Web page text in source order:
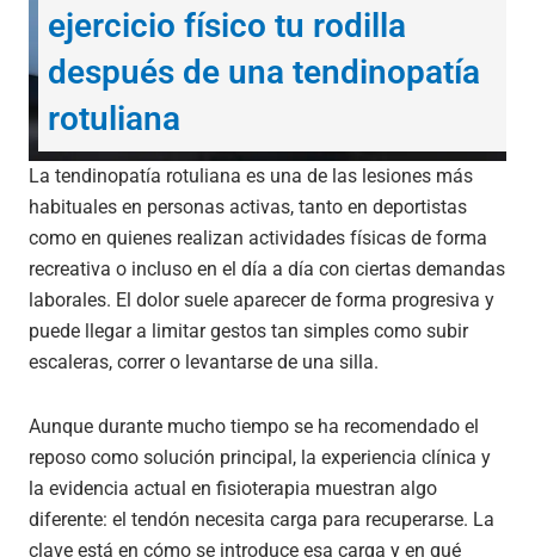
ejercicio físico tu rodilla
después de una tendinopatía
rotuliana
La tendinopatía rotuliana es una de las lesiones más
habituales en personas activas, tanto en deportistas
como en quienes realizan actividades físicas de forma
recreativa o incluso en el día a día con ciertas demandas
laborales. El dolor suele aparecer de forma progresiva y
puede llegar a limitar gestos tan simples como subir
escaleras, correr o levantarse de una silla.
Aunque durante mucho tiempo se ha recomendado el
reposo como solución principal, la experiencia clínica y
la evidencia actual en fisioterapia muestran algo
diferente: el tendón necesita carga para recuperarse. La
clave está en cómo se introduce esa carga y en qué